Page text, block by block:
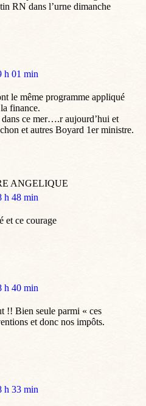
RN dans l’urne dimanche
h 01 min
le même programme appliqué
finance.
ce mer….r aujourd’hui et
et autres Boyard 1er ministre.
ANGELIQUE
h 48 min
et ce courage
h 40 min
!! Bien seule parmi « ces
et donc nos impôts.
h 33 min